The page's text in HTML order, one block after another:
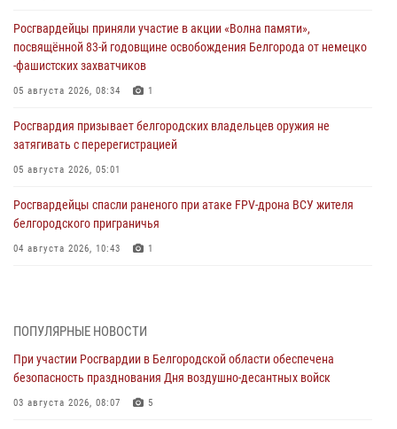
Росгвардейцы приняли участие в акции «Волна памяти»,
посвящённой 83‑й годовщине освобождения Белгорода от немецко
‑фашистских захватчиков
05 августа 2026, 08:34 1
Росгвардия призывает белгородских владельцев оружия не
затягивать с перерегистрацией
05 августа 2026, 05:01
Росгвардейцы спасли раненого при атаке FPV-дрона ВСУ жителя
белгородского приграничья
04 августа 2026, 10:43 1
04 августа 2026, 06:03
Сотрудники Росгвардии задержали подозреваемую в краже
товаров из гипермаркета в Белгороде
03 августа 2026, 13:29
ПОПУЛЯРНЫЕ НОВОСТИ
При участии Росгвардии в Белгородской области обеспечена
безопасность празднования Дня воздушно-десантных войск
03 августа 2026, 08:07 5